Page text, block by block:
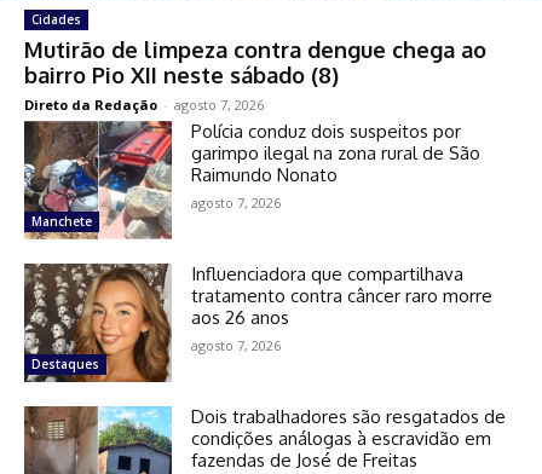
Cidades
Mutirão de limpeza contra dengue chega ao
bairro Pio XII neste sábado (8)
Direto da Redação - agosto 7, 2026
Manchete
Polícia conduz dois suspeitos por
garimpo ilegal na zona rural de São
Raimundo Nonato
agosto 7, 2026
Destaques
Influenciadora que compartilhava
tratamento contra câncer raro morre
aos 26 anos
agosto 7, 2026
Dois trabalhadores são resgatados de
condições análogas à escravidão em
fazendas de José de Freitas